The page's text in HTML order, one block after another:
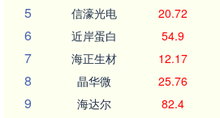
5 信濠光电 20.72
6 近岸蛋白 54.9
7 海正生材 12.17
8 晶华微 25.76
9 海达尔 82.4